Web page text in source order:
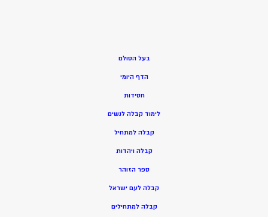
בעל הסולם
הדף היומי
חסידות
לימוד קבלה לנשים
קבלה למתחיל
קבלה ויהדות
ספר הזוהר
קבלה לעם ישראל
קבלה למתחילים